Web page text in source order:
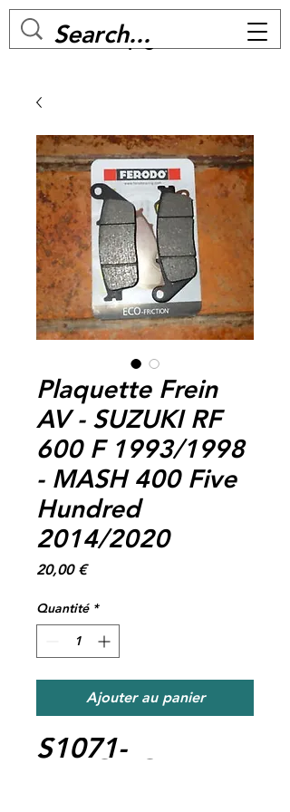
MC BIKE Perpignan
Plaquette Frein
AV - SUZUKI RF
600 F 1993/1998
- MASH 400 Five
Hundred
2014/2020
20,00 €Prix
Quantité *
Ajouter au panier
S1071-
FERODO